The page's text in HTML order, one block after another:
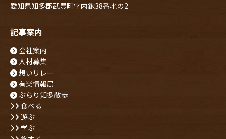
愛知県知多郡武豊町字内鉋38番地の2
記事案内
会社案内
人材募集
想いリレー
有楽情報局
ぶらり知多散歩
食べる
遊ぶ
学ぶ